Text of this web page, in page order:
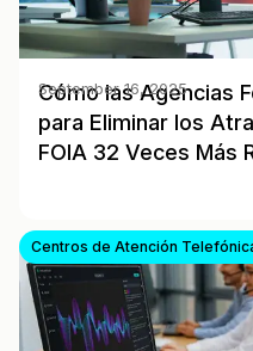
Cómo las Agencias
para Eliminar los
FOIA 32 Veces Más
September 16, 2025
Centros de Atención